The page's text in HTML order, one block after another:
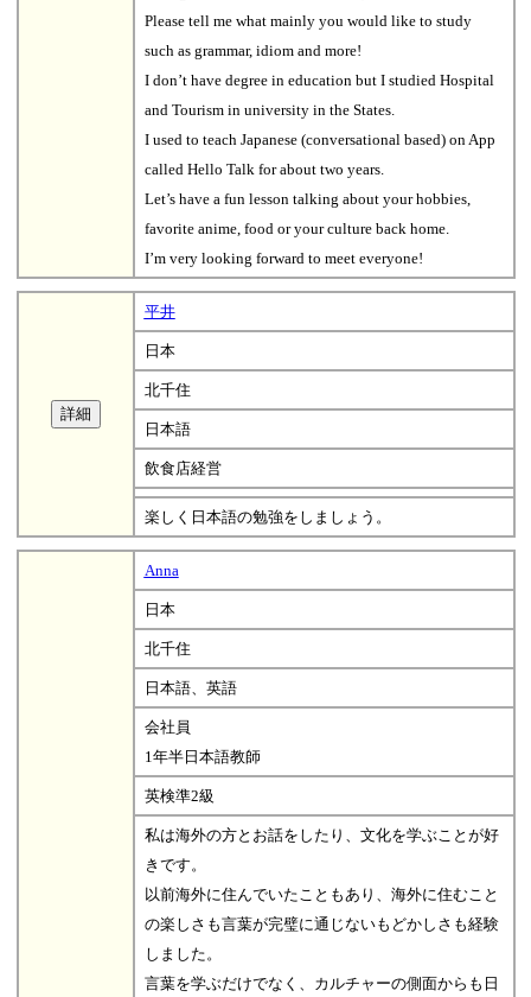
Please tell me what mainly you would like to study
such as grammar, idiom and more!
I don’t have degree in education but I studied Hospital
and Tourism in university in the States.
I used to teach Japanese (conversational based) on App
called Hello Talk for about two years.
Let’s have a fun lesson talking about your hobbies,
favorite anime, food or your culture back home.
I’m very looking forward to meet everyone!
平井
日本
北千住
日本語
飲食店経営
楽しく日本語の勉強をしましょう。
Anna
日本
北千住
日本語、英語
会社員
1年半日本語教師
英検準2級
私は海外の方とお話をしたり、文化を学ぶことが好
きです。
以前海外に住んでいたこともあり、海外に住むこと
の楽しさも言葉が完璧に通じないもどかしさも経験
しました。
言葉を学ぶだけでなく、カルチャーの側面からも日